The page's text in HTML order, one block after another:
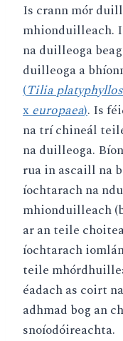
Is crann mór
mhionduilleach.
na duilleoga
duilleoga a
(Tiliaplatyphyllos
xeuropaea). Is
na trí chineál
na duilleoga.
rua in ascaill na
íochtarach na
mhionduilleach
ar an teile
íochtarach
teile
éadach as coirt
adhmad bog an
snoíodóireachta.